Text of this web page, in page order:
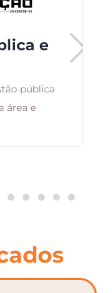
e
pública
área e